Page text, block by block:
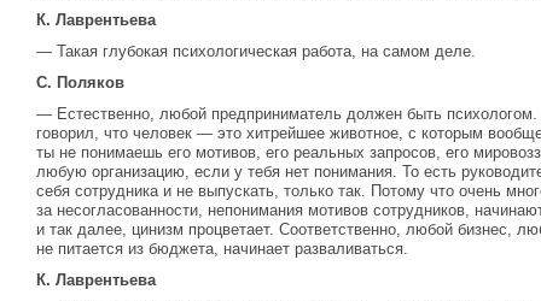
К. Лаврентьева
— Такая глубокая психологическая работа, на самом деле.
С. Поляков
— Естественно, любой предприниматель должен быть психологом.
говорил, что человек — это хитрейшее животное, с которым
ты не понимаешь его мотивов, его реальных запросов, его
любую организацию, если у тебя нет понимания. То есть
себя сотрудника и не выпускать, только так. Потому что очень
за несогласованности, непонимания мотивов сотрудников,
и так далее, цинизм процветает. Соответственно, любой бизнес,
не питается из бюджета, начинает разваливаться.
К. Лаврентьева